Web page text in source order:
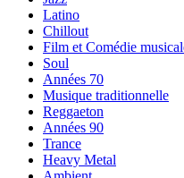
Latino
Chillout
Film et Comédie
Soul
Années 70
Musique traditionnelle
Reggaeton
Années 90
Trance
Heavy Metal